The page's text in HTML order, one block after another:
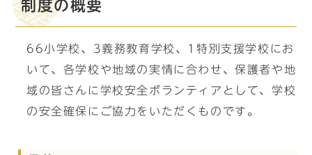
制度の概要
66小学校、3義務教育学校、1特別支援学校にお
いて、各学校や地域の実情に合わせ、保護者や地
域の皆さんに学校安全ボランティアとして、学校
の安全確保にご協力をいただくものです。